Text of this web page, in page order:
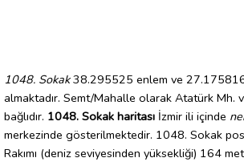
1048. Sokak38.295525 enlem ve
almaktadır. Semt/Mahalle olarak Atatürk Mh.
bağlıdır. 1048. Sokak haritası İzmir ili içinde
merkezinde gösterilmektedir. 1048. Sokak
Rakımı (deniz seviyesinden yüksekliği) 164